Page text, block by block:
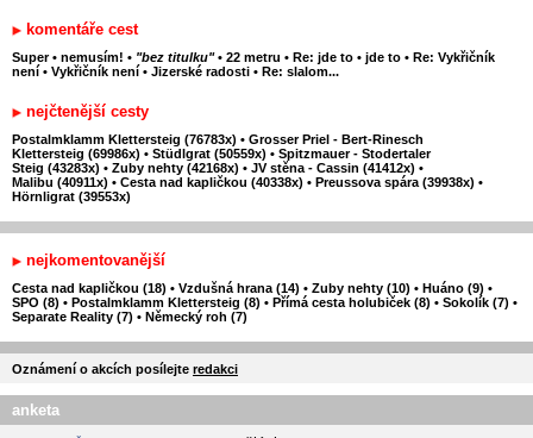
komentáře cest
Super • nemusím! • "bez titulku" • 22 metru • Re: jde to • jde to • Re: Vykřičník
není • Vykřičník není • Jizerské radosti • Re: slalom...
nejčtenější cesty
Postalmklamm Klettersteig (76783x) • Grosser Priel - Bert-Rinesch
Klettersteig (69986x) • Stüdlgrat (50559x) • Spitzmauer - Stodertaler
Steig (43283x) • Zuby nehty (42168x) • JV stěna - Cassin (41412x) •
Malibu (40911x) • Cesta nad kapličkou (40338x) • Preussova spára (39938x) •
Hörnligrat (39553x)
nejkomentovanější
Cesta nad kapličkou (18) • Vzdušná hrana (14) • Zuby nehty (10) • Huáno (9) •
SPO (8) • Postalmklamm Klettersteig (8) • Přímá cesta holubiček (8) • Sokolík (7) •
Separate Reality (7) • Německý roh (7)
Oznámení o akcích posílejte redakci
anketa